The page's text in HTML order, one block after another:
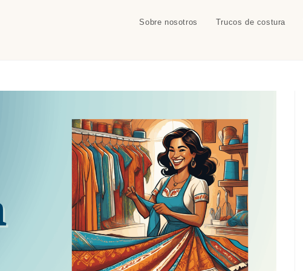
Sobre nosotros Trucos de costura